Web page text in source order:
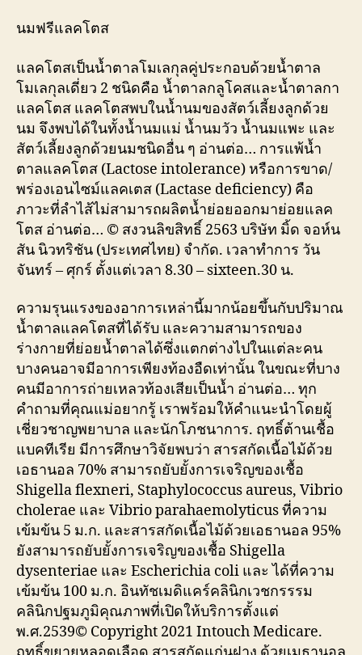
นมฟรีแลคโตส
แลคโตสเป็นน้ำตาลโมเลกุลคู่ประกอบด้วยน้ำตาล
โมเลกุลเดี่ยว 2 ชนิดคือ น้ำตาลกลูโคสและน้ำตาลกา
แลคโตส แลคโตสพบในน้ำนมของสัตว์เลี้ยงลูกด้วย
นม จึงพบได้ในทั้งน้ำนมแม่ น้ำนมวัว น้ำนมแพะ และ
สัตว์เลี้ยงลูกด้วยนมชนิดอื่น ๆ อ่านต่อ… การแพ้น้ำ
ตาลแลคโตส (Lactose intolerance) หรือการขาด/
พร่องเอนไซม์แลคเตส (Lactase deficiency) คือ
ภาวะที่ลำไส้ไม่สามารถผลิตน้ำย่อยออกมาย่อยแลค
โตส อ่านต่อ… © สงวนลิขสิทธิ์ 2563 บริษัท มิ้ด จอห์น
สัน นิวทริชัน (ประเทศไทย) จำกัด. เวลาทำการ วัน
จันทร์ – ศุกร์ ตั้งแต่เวลา 8.30 – sixteen.30 น.
ความรุนแรงของอาการเหล่านี้มากน้อยขึ้นกับปริมาณ
น้ำตาลแลคโตสที่ได้รับ และความสามารถของ
ร่างกายที่ย่อยน้ำตาลได้ซึ่งแตกต่างไปในแต่ละคน
บางคนอาจมีอาการเพียงท้องอืดเท่านั้น ในขณะที่บาง
คนมีอาการถ่ายเหลวท้องเสียเป็นน้ำ อ่านต่อ… ทุก
คำถามที่คุณแม่อยากรู้ เราพร้อมให้คำแนะนำโดยผู้
เชี่ยวชาญพยาบาล และนักโภชนาการ. ฤทธิ์ต้านเชื้อ
แบคทีเรีย มีการศึกษาวิจัยพบว่า สารสกัดเนื้อไม้ด้วย
เอธานอล 70% สามารถยับยั้งการเจริญของเชื้อ
Shigella flexneri, Staphylococcus aureus, Vibrio
cholerae และ Vibrio parahaemolyticus ที่ความ
เข้มข้น 5 ม.ก. และสารสกัดเนื้อไม้ด้วยเอธานอล 95%
ยังสามารถยับยั้งการเจริญของเชื้อ Shigella
dysenteriae และ Escherichia coli และ ได้ที่ความ
เข้มข้น 100 ม.ก. อินทัชเมดิแคร์คลินิกเวชกรรรม
คลินิกปฐมภูมิคุณภาพที่เปิดให้บริการตั้งแต่
พ.ศ.2539© Copyright 2021 Intouch Medicare.